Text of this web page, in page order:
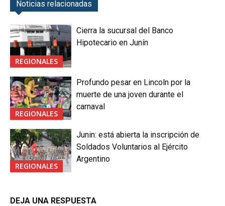
Noticias relacionadas
REGIONALES
Cierra la sucursal del Banco
Hipotecario en Junín
REGIONALES
Profundo pesar en Lincoln por la
muerte de una joven durante el
carnaval
REGIONALES
Junin: está abierta la inscripción de
Soldados Voluntarios al Ejército
Argentino
DEJA UNA RESPUESTA